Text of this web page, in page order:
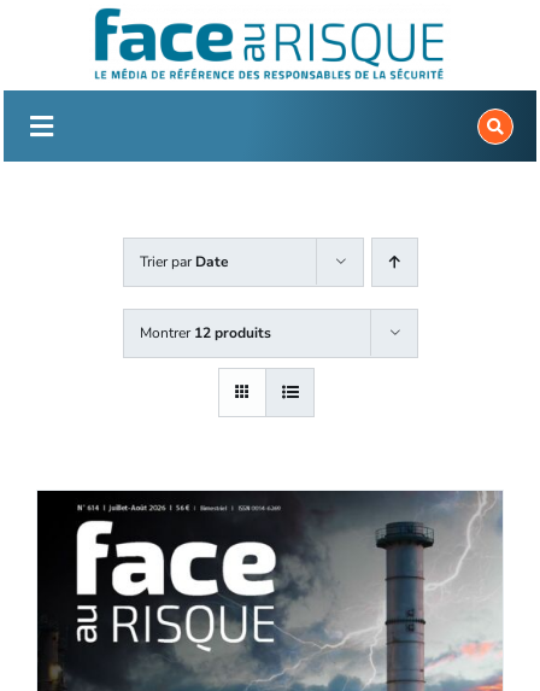
Trier parDate
Montrer12 produits